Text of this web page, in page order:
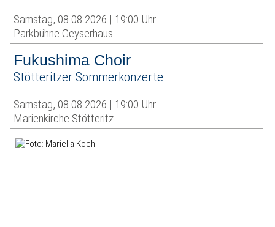
Samstag, 08.08.2026 | 19:00 Uhr
Parkbühne Geyserhaus
Fukushima Choir
Stötteritzer Sommerkonzerte
Samstag, 08.08.2026 | 19:00 Uhr
Marienkirche Stötteritz